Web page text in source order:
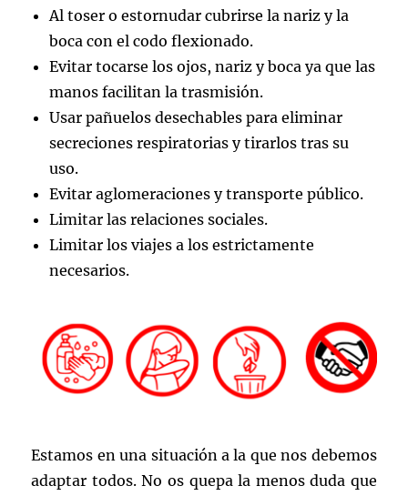
Al toser o estornudar cubrirse la nariz y la
boca con el codo flexionado.
Evitar tocarse los ojos, nariz y boca ya que las
manos facilitan la trasmisión.
Usar pañuelos desechables para eliminar
secreciones respiratorias y tirarlos tras su
uso.
Evitar aglomeraciones y transporte público.
Limitar las relaciones sociales.
Limitar los viajes a los estrictamente
necesarios.
Estamos en una situación a la que nos debemos
adaptar todos. No os quepa la menos duda que